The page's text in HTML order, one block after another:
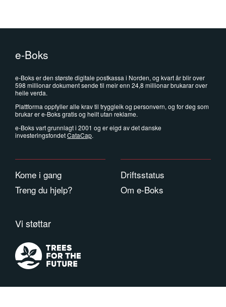
e-Boks
e-Boks er den største digitale postkassa i Norden, og kvart år blir over
598 millionar dokument sende til meir enn 24,8 millionar brukarar over
heile verda.
Plattforma oppfyller alle krav til tryggleik og personvern, og for deg som
brukar er e-Boks gratis og heilt utan reklame.
e-Boks vart grunnlagt i 2001 og er eigd av det danske
investeringsfondetCataCap.
Kome i gang
Treng du hjelp?
Driftsstatus
Om e-Boks
Vi støttar